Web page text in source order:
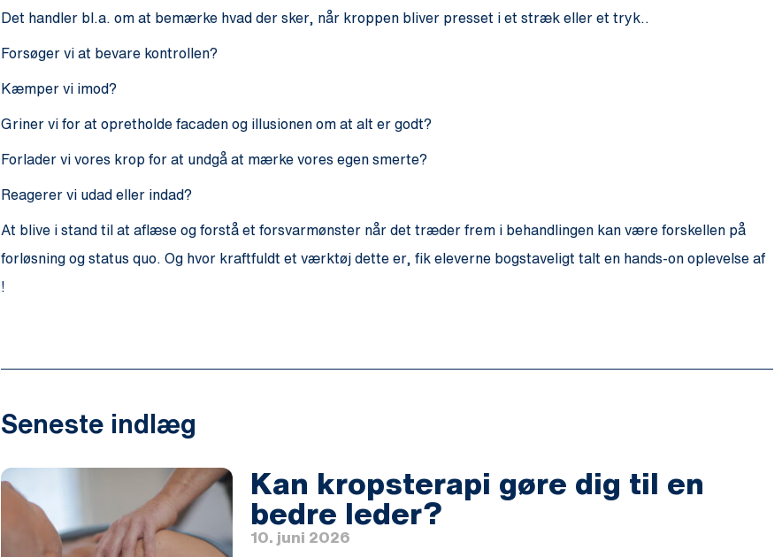
Det handler bl.a. om at bemærke hvad der sker, når kroppen bliver presset i et stræk eller et tryk..
Forsøger vi at bevare kontrollen?
Kæmper vi imod?
Griner vi for at opretholde facaden og illusionen om at alt er godt?
Forlader vi vores krop for at undgå at mærke vores egen smerte?
Reagerer vi udad eller indad?
At blive i stand til at aflæse og forstå et forsvarmønster når det træder frem i behandlingen kan være forskellen på
forløsning og status quo. Og hvor kraftfuldt et værktøj dette er, fik eleverne bogstaveligt talt en hands-on oplevelse af
!
Seneste indlæg
Kan kropsterapi gøre dig til en
bedre leder?
10. juni 2026